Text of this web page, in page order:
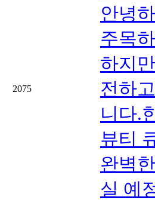
2075
안녕
주목
하지
전하
니다.
뷰티
완벽
실 예